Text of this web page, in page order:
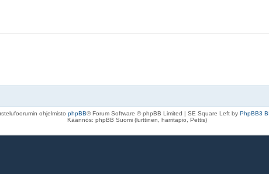
ohjelmisto phpBB® Forum Software © phpBB Limited | SE Square Left by PhpBB3
Käännös: phpBB Suomi (lurttinen, harritapio, Pettis)